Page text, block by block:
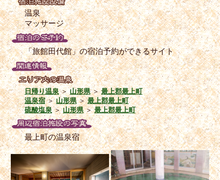
温泉
マッサージ
「旅館田代館」の宿泊予約ができるサイト
日帰り温泉＞山形県＞最上郡最上町
温泉宿＞山形県＞最上郡最上町
硫酸塩泉＞山形県＞最上郡最上町
最上町の温泉宿